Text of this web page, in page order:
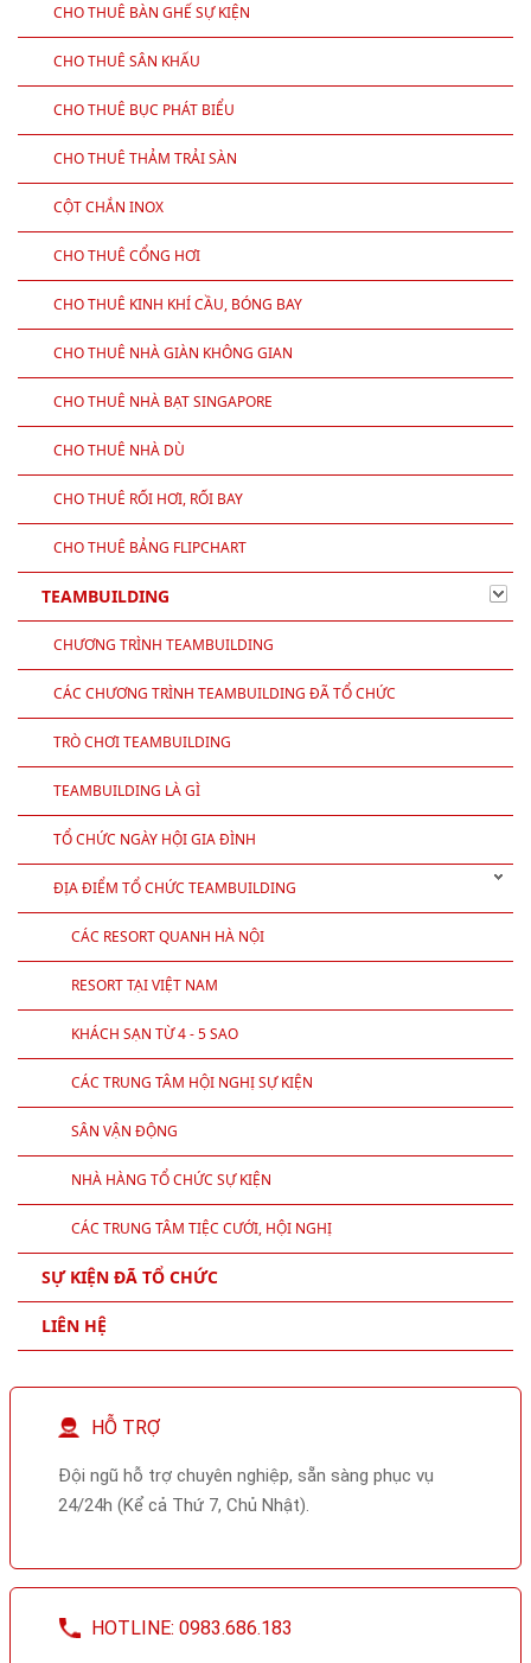
CHO THUÊ BÀN GHẾ SỰ KIỆN
CHO THUÊ SÂN KHẤU
CHO THUÊ BỤC PHÁT BIỂU
CHO THUÊ THẢM TRẢI SÀN
CỘT CHẮN INOX
CHO THUÊ CỔNG HƠI
CHO THUÊ KINH KHÍ CẦU, BÓNG BAY
CHO THUÊ NHÀ GIÀN KHÔNG GIAN
CHO THUÊ NHÀ BẠT SINGAPORE
CHO THUÊ NHÀ DÙ
CHO THUÊ RỐI HƠI, RỐI BAY
CHO THUÊ BẢNG FLIPCHART
TEAMBUILDING
CHƯƠNG TRÌNH TEAMBUILDING
CÁC CHƯƠNG TRÌNH TEAMBUILDING ĐÃ TỔ CHỨC
TRÒ CHƠI TEAMBUILDING
TEAMBUILDING LÀ GÌ
TỔ CHỨC NGÀY HỘI GIA ĐÌNH
ĐỊA ĐIỂM TỔ CHỨC TEAMBUILDING
CÁC RESORT QUANH HÀ NỘI
RESORT TẠI VIỆT NAM
KHÁCH SẠN TỪ 4 - 5 SAO
CÁC TRUNG TÂM HỘI NGHỊ SỰ KIỆN
SÂN VẬN ĐỘNG
NHÀ HÀNG TỔ CHỨC SỰ KIỆN
CÁC TRUNG TÂM TIỆC CƯỚI, HỘI NGHỊ
SỰ KIỆN ĐÃ TỔ CHỨC
LIÊN HỆ
HỖ TRỢ
Đội ngũ hỗ trợ chuyên nghiệp, sẵn sàng phục vụ
24/24h (Kể cả Thứ 7, Chủ Nhật).
HOTLINE: 0983.686.183